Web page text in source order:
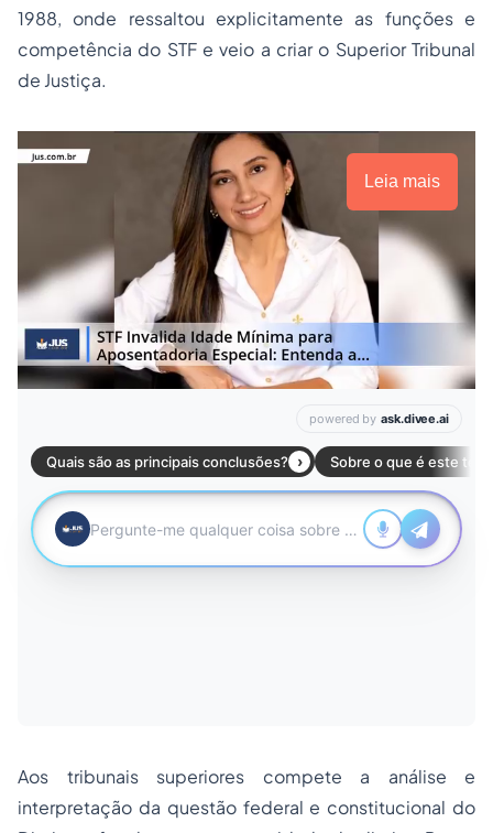
1988, onde ressaltou explicitamente as funções e
competência do STF e veio a criar o Superior Tribunal
de Justiça.
Leia mais
Aos tribunais superiores compete a análise e
interpretação da questão federal e constitucional do